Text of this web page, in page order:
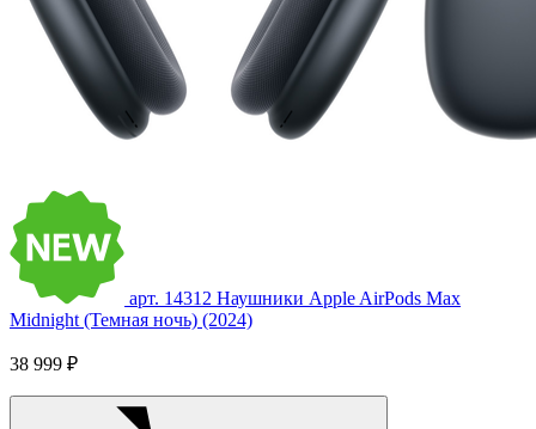
арт. 14312 Наушники Apple AirPods Max
Midnight (Темная ночь) (2024)
38 999 ₽